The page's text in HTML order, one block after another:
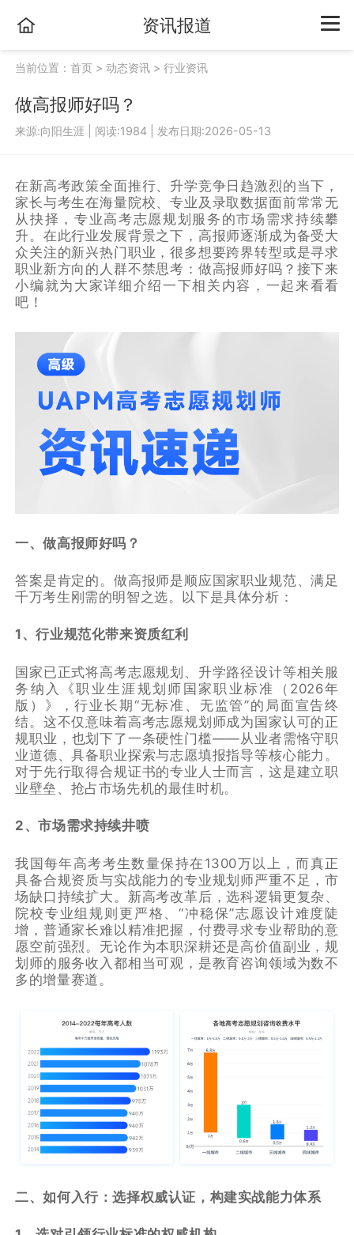
资讯报道
当前位置：首页 >动态资讯 >行业资讯
做高报师好吗？
来源:向阳生涯 阅读:1984 发布日期:2026-05-13
在新高考政策全面推行、升学竞争日趋激烈的当下，
家长与考生在海量院校、专业及录取数据面前常常无
从抉择，专业高考志愿规划服务的市场需求持续攀
升。在此行业发展背景之下，高报师逐渐成为备受大
众关注的新兴热门职业，很多想要跨界转型或是寻求
职业新方向的人群不禁思考：做高报师好吗？接下来
小编就为大家详细介绍一下相关内容，一起来看看
吧！
一、做高报师好吗？
答案是肯定的。做高报师是顺应国家职业规范、满足
千万考生刚需的明智之选。以下是具体分析：
1、行业规范化带来资质红利
国家已正式将高考志愿规划、升学路径设计等相关服
务纳入《职业生涯规划师国家职业标准（2026年
版）》，行业长期“无标准、无监管”的局面宣告终
结。这不仅意味着高考志愿规划师成为国家认可的正
规职业，也划下了一条硬性门槛——从业者需恪守职
业道德、具备职业探索与志愿填报指导等核心能力。
对于先行取得合规证书的专业人士而言，这是建立职
业壁垒、抢占市场先机的最佳时机。
2、市场需求持续井喷
我国每年高考考生数量保持在1300万以上，而真正
具备合规资质与实战能力的专业规划师严重不足，市
场缺口持续扩大。新高考改革后，选科逻辑更复杂、
院校专业组规则更严格、“冲稳保”志愿设计难度陡
增，普通家长难以精准把握，付费寻求专业帮助的意
愿空前强烈。无论作为本职深耕还是高价值副业，规
划师的服务收入都相当可观，是教育咨询领域为数不
多的增量赛道。
二、如何入行：选择权威认证，构建实战能力体系